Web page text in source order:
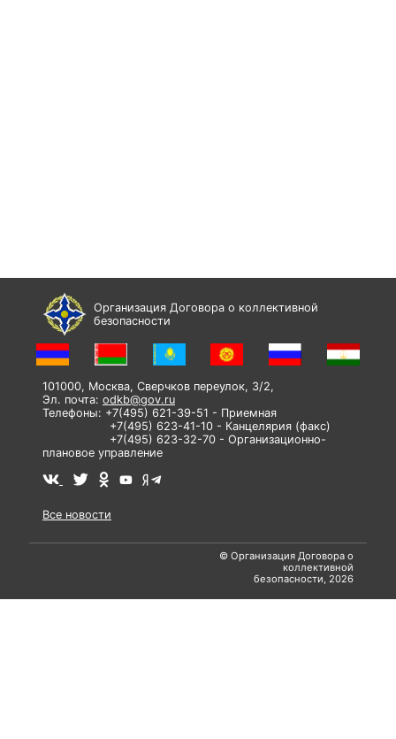
Организация Договора о коллективной
безопасности
101000, Москва, Сверчков переулок, 3/2,
Эл. почта: odkb@gov.ru
Телефоны: +7(495) 621-39-51 - Приемная
+7(495) 623-41-10 - Канцелярия (факс)
+7(495) 623-32-70 - Организационно-
плановое управление
Все новости
© Организация Договора о
коллективной
безопасности, 2026